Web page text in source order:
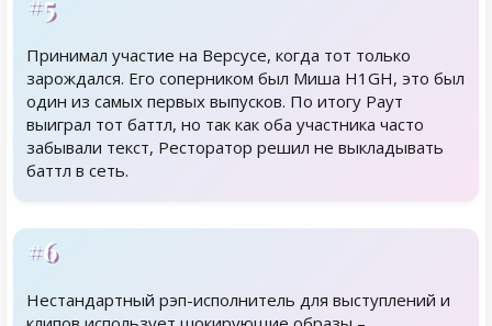
Принимал участие на Версусе, когда тот только
зарождался. Его соперником был Миша H1GH, это был
один из самых первых выпусков. По итогу Раут
выиграл тот баттл, но так как оба участника часто
забывали текст, Ресторатор решил не выкладывать
баттл в сеть.
#6
Нестандартный рэп-исполнитель для выступлений и